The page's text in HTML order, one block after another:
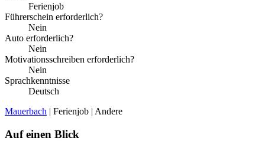
Ferienjob
Führerschein erforderlich?
Nein
Auto erforderlich?
Nein
Motivationsschreiben erforderlich?
Nein
Sprachkenntnisse
Deutsch
Mauerbach | Ferienjob | Andere
Auf einen Blick